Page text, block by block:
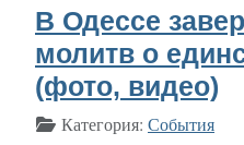
В Одессе
молитв о
(фото, видео)
Информация о материале
Категория: События